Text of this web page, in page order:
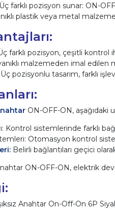
farklı pozisyon sunar: ON-
plastik veya metal
farklı pozisyon, çeşitli kontrol
malzemeden imal
pozisyonlu tasarım, farklı
ON-OFF-ON, aşağıdaki
Kontrol sistemlerinde farklı
Otomasyon kontrol
Belirli bağlantıları geçici
ON-OFF-ON, elektrik
Anahtar On-Off-On 6P